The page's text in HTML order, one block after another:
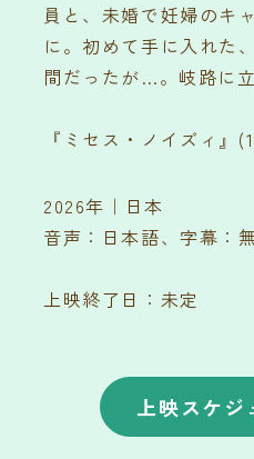
員と、未婚で妊婦のキ
に。初めて手に入れた
間だったが…。岐路に
『ミセス・ノイズィ』
2026年｜日本
音声：日本語、字幕：
上映終了日：未定
上映スケジ